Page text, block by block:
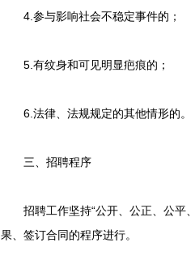
4.参与影响社会不稳定事件的；
5.有纹身和可见明显疤痕的；
6.法律、法规规定的其他情形的。
三、招聘程序
招聘工作坚持“公开、公正、公平、
果、签订合同的程序进行。